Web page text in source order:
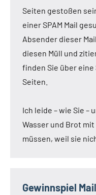
Seiten gestoßen
einer SPAM Mail
Absender dieser
diesen Müll und
finden Sie über eine
Seiten.
Ich leide – wie Sie –
Wasser und Brot
müssen, weil sie
Gewinnspiel